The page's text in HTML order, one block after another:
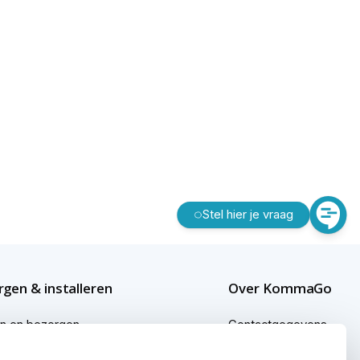
Stel hier je vraag
& installeren
en bezorgen
Over KommaGo
Contactgegevens